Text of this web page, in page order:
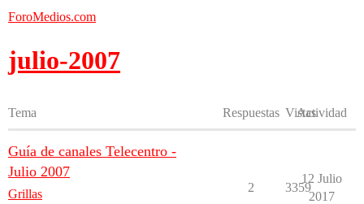
ForoMedios.com
julio-2007
Tema Respuestas Vistas
Actividad
Guía de canales Telecentro -
Julio 2007
Grillas 2 3359
12 Julio
2017